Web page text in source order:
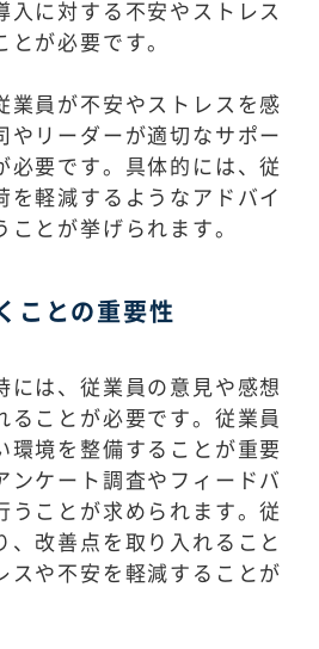
入に対する不安やストレス
が必要です。
業員が不安やストレスを感
やリーダーが適切なサポー
必要です。具体的には、従
を軽減するようなアドバイ
とが挙げられます。
ことの重要性
には、従業員の意見や感想
ることが必要です。従業員
環境を整備することが重要
ンケート調査やフィードバ
うことが求められます。従
、改善点を取り入れること
スや不安を軽減することが